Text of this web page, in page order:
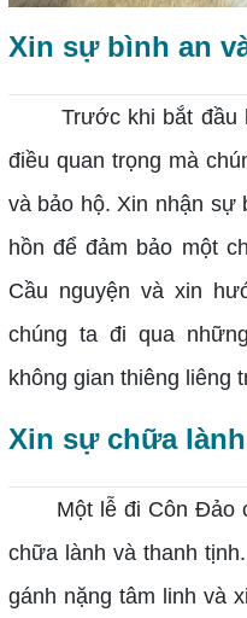
Xin sự bình an
Trước khi bắt đầu
điều quan trọng mà
và bảo hộ. Xin nhận sự
hồn để đảm bảo một
Cầu nguyện và xin
chúng ta đi qua
không gian thiêng liêng
Xin sự chữa
Một lễ đi Côn Đảo
chữa lành và thanh
gánh nặng tâm linh và